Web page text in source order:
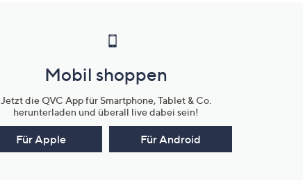
Mobil shoppen
Jetzt die QVC App für Smartphone, Tablet & Co.
herunterladen und überall live dabei sein!
Für Apple Für Android